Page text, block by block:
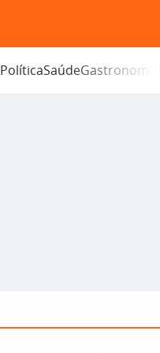
PolíticaSaúdeGastronomia